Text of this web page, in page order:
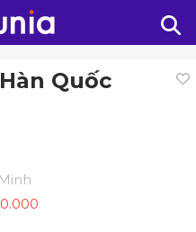
Quốc